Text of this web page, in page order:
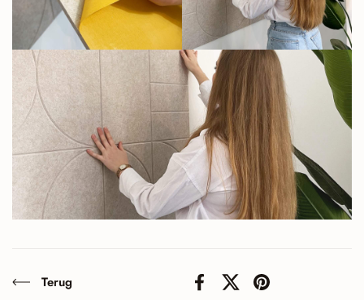
Terug FacebookX (Twitter)Pinterest